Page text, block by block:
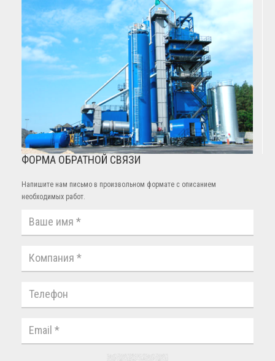
ФОРМА ОБРАТНОЙ СВЯЗИ
Напишите нам письмо в произвольном формате с описанием
необходимых работ.